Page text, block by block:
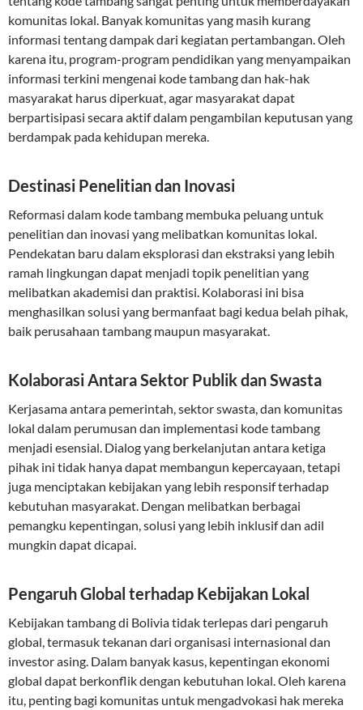
komunitas lokal. Banyak komunitas yang masih kurang
informasi tentang dampak dari kegiatan pertambangan. Oleh
karena itu, program-program pendidikan yang menyampaikan
informasi terkini mengenai kode tambang dan hak-hak
masyarakat harus diperkuat, agar masyarakat dapat
berpartisipasi secara aktif dalam pengambilan keputusan yang
berdampak pada kehidupan mereka.
Destinasi Penelitian dan Inovasi
Reformasi dalam kode tambang membuka peluang untuk
penelitian dan inovasi yang melibatkan komunitas lokal.
Pendekatan baru dalam eksplorasi dan ekstraksi yang lebih
ramah lingkungan dapat menjadi topik penelitian yang
melibatkan akademisi dan praktisi. Kolaborasi ini bisa
menghasilkan solusi yang bermanfaat bagi kedua belah pihak,
baik perusahaan tambang maupun masyarakat.
Kolaborasi Antara Sektor Publik dan Swasta
Kerjasama antara pemerintah, sektor swasta, dan komunitas
lokal dalam perumusan dan implementasi kode tambang
menjadi esensial. Dialog yang berkelanjutan antara ketiga
pihak ini tidak hanya dapat membangun kepercayaan, tetapi
juga menciptakan kebijakan yang lebih responsif terhadap
kebutuhan masyarakat. Dengan melibatkan berbagai
pemangku kepentingan, solusi yang lebih inklusif dan adil
mungkin dapat dicapai.
Pengaruh Global terhadap Kebijakan Lokal
Kebijakan tambang di Bolivia tidak terlepas dari pengaruh
global, termasuk tekanan dari organisasi internasional dan
investor asing. Dalam banyak kasus, kepentingan ekonomi
global dapat berkonflik dengan kebutuhan lokal. Oleh karena
itu, penting bagi komunitas untuk mengadvokasi hak mereka